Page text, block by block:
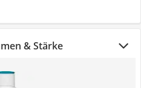
& Stärke